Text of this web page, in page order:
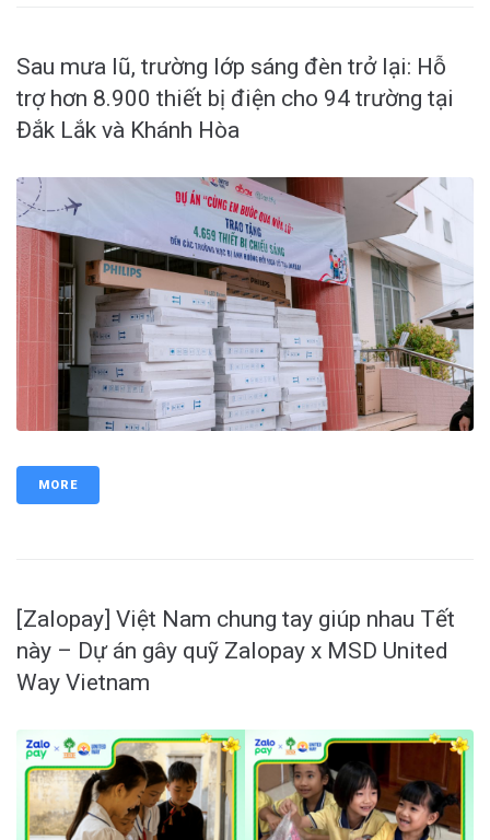
Sau mưa lũ, trường lớp sáng đèn trở lại: Hỗ
trợ hơn 8.900 thiết bị điện cho 94 trường tại
Đắk Lắk và Khánh Hòa
MORE
[Zalopay] Việt Nam chung tay giúp nhau Tết
này – Dự án gây quỹ Zalopay x MSD United
Way Vietnam